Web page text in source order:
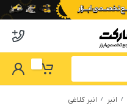
My Basket
Password
انبر انبر کلاغی